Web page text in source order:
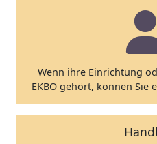
Wenn ihre Einrichtung
EKBO gehört, können Sie